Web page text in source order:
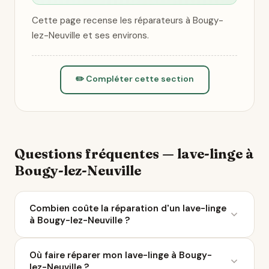
Cette page recense les réparateurs à Bougy-
lez-Neuville et ses environs.
✏️ Compléter cette section
Questions fréquentes — lave-linge à
Bougy-lez-Neuville
Combien coûte la réparation d'un lave-linge
à Bougy-lez-Neuville ?
entre 50 et 200 € selon la panne. À Bougy-lez-
Où faire réparer mon lave-linge à Bougy-